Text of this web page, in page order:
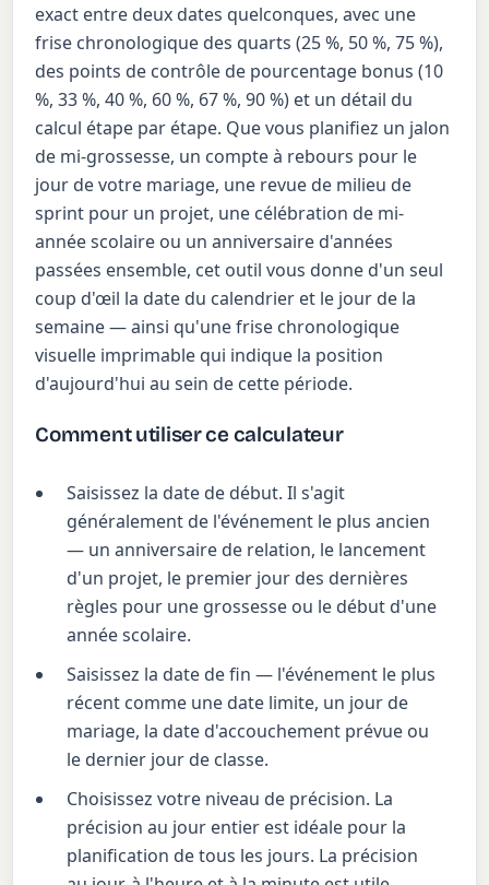
exact entre deux dates quelconques, avec une
frise chronologique des quarts (25 %, 50 %, 75 %),
des points de contrôle de pourcentage bonus (10
%, 33 %, 40 %, 60 %, 67 %, 90 %) et un détail du
calcul étape par étape. Que vous planifiez un jalon
de mi-grossesse, un compte à rebours pour le
jour de votre mariage, une revue de milieu de
sprint pour un projet, une célébration de mi-
année scolaire ou un anniversaire d'années
passées ensemble, cet outil vous donne d'un seul
coup d'œil la date du calendrier et le jour de la
semaine — ainsi qu'une frise chronologique
visuelle imprimable qui indique la position
d'aujourd'hui au sein de cette période.
Comment utiliser ce calculateur
Saisissez la date de début. Il s'agit
généralement de l'événement le plus ancien
— un anniversaire de relation, le lancement
d'un projet, le premier jour des dernières
règles pour une grossesse ou le début d'une
année scolaire.
Saisissez la date de fin — l'événement le plus
récent comme une date limite, un jour de
mariage, la date d'accouchement prévue ou
le dernier jour de classe.
Choisissez votre niveau de précision. La
précision au jour entier est idéale pour la
planification de tous les jours. La précision